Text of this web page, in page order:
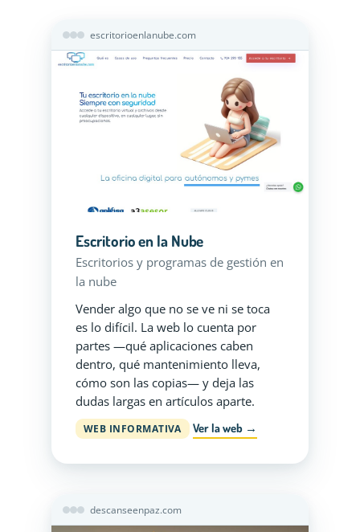
escritorioenlanube.com
Escritorio en la Nube
Escritorios y programas de gestión en
la nube
Vender algo que no se ve ni se toca
es lo difícil. La web lo cuenta por
partes —qué aplicaciones caben
dentro, qué mantenimiento lleva,
cómo son las copias— y deja las
dudas largas en artículos aparte.
WEB INFORMATIVA Ver la web →
descanseenpaz.com